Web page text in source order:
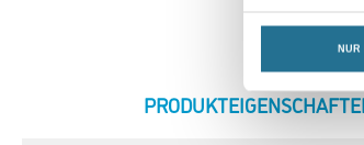
NUR
CURRENT